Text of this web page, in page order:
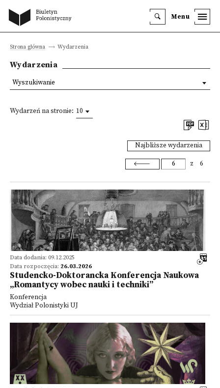
Menu
Strona główna Wydarzenia
Wydarzenia
Wydarzeń na stronie: 10
Najbliższe wydarzenia
z 6
Data dodania: 09.12.2025
Data rozpoczęcia: 26.03.2026
Studencko-Doktorancka Konferencja Naukowa
„Romantycy wobec nauki i techniki”
Konferencja
Wydział Polonistyki UJ
Wyszukiwanie